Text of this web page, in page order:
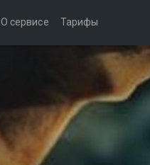
О сервисе Тарифы